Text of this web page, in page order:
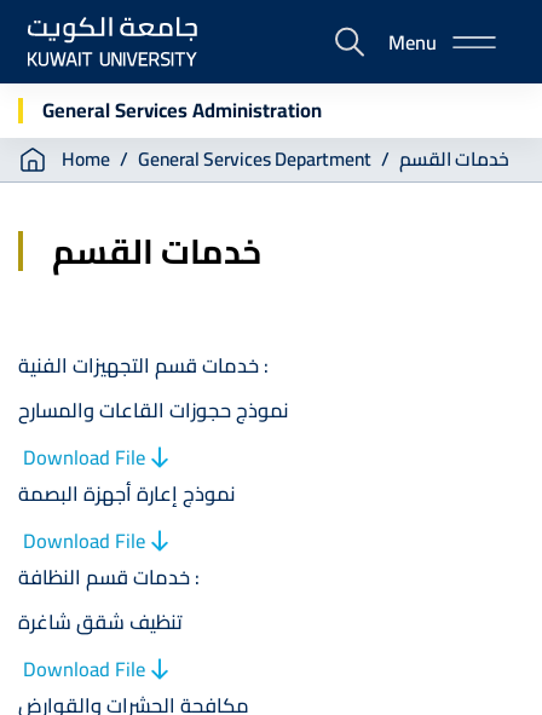
Skip
main
content
E-
Portal
Menu
General Services Administration
Breadcrumb
Home General Services Department خدمات القسم
خدمات القسم
خدمات قسم التجهيزات الفنية :
نموذج حجوزات القاعات والمسارح
Download File
نموذج إعارة أجهزة البصمة
Download File
خدمات قسم النظافة :
تنظيف شقق شاغرة
Download File
مكافحة الحشرات والقوارض